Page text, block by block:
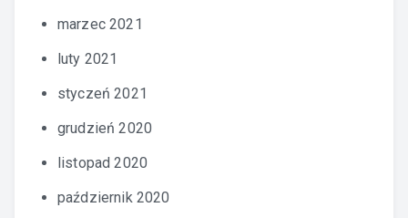
marzec 2021
luty 2021
styczeń 2021
grudzień 2020
listopad 2020
październik 2020